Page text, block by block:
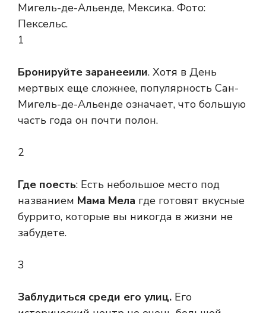
Мигель-де-Альенде, Мексика. Фото:
Пексельс.
1
Бронируйте заранееили. Хотя в День
мертвых еще сложнее, популярность Сан-
Мигель-де-Альенде означает, что большую
часть года он почти полон.
2
Где поесть: Есть небольшое место под
названием Мама Мела где готовят вкусные
буррито, которые вы никогда в жизни не
забудете.
3
Заблудиться среди его улиц. Его